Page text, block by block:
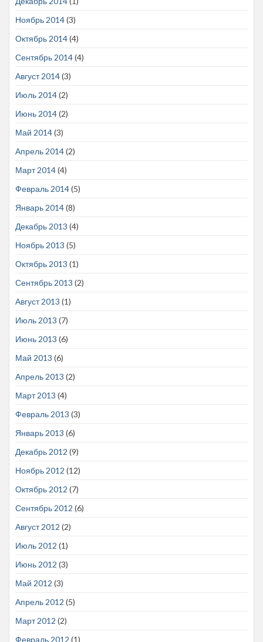
Ноябрь 2014(3)
Октябрь 2014(4)
Сентябрь 2014(4)
Август 2014(3)
Июль 2014(2)
Июнь 2014(2)
Май 2014(3)
Апрель 2014(2)
Март 2014(4)
Февраль 2014(5)
Январь 2014(8)
Декабрь 2013 (4)
Ноябрь 2013 (5)
Октябрь 2013 (1)
Сентябрь 2013 (2)
Август 2013 (1)
Июль 2013 (7)
Июнь 2013 (6)
Май 2013 (6)
Апрель 2013 (2)
Март 2013 (4)
Февраль 2013 (3)
Январь 2013 (6)
Декабрь 2012 (9)
Ноябрь 2012 (12)
Октябрь 2012 (7)
Сентябрь 2012 (6)
Август 2012 (2)
Июль 2012 (1)
Июнь 2012 (3)
Май 2012 (3)
Апрель 2012 (5)
Март 2012 (2)
Февраль 2012 (1)